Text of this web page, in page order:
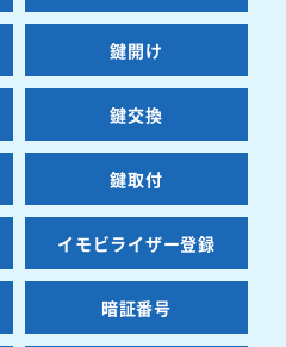
鍵開け
鍵交換
鍵取付
イモビライザー登録
暗証番号